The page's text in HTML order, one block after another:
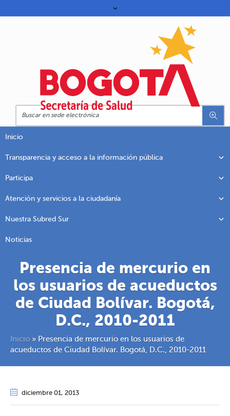
Inicio
Transparencia y acceso a la información pública
Participa
Atención y servicios a la ciudadanía
Nuestra Subred Sur
Noticias
Presencia de mercurio en
los usuarios de acueductos
de Ciudad Bolívar. Bogotá,
D.C., 2010-2011
Inicio » Presencia de mercurio en los usuarios de
acueductos de Ciudad Bolívar. Bogotá, D.C., 2010-2011
diciembre 01, 2013